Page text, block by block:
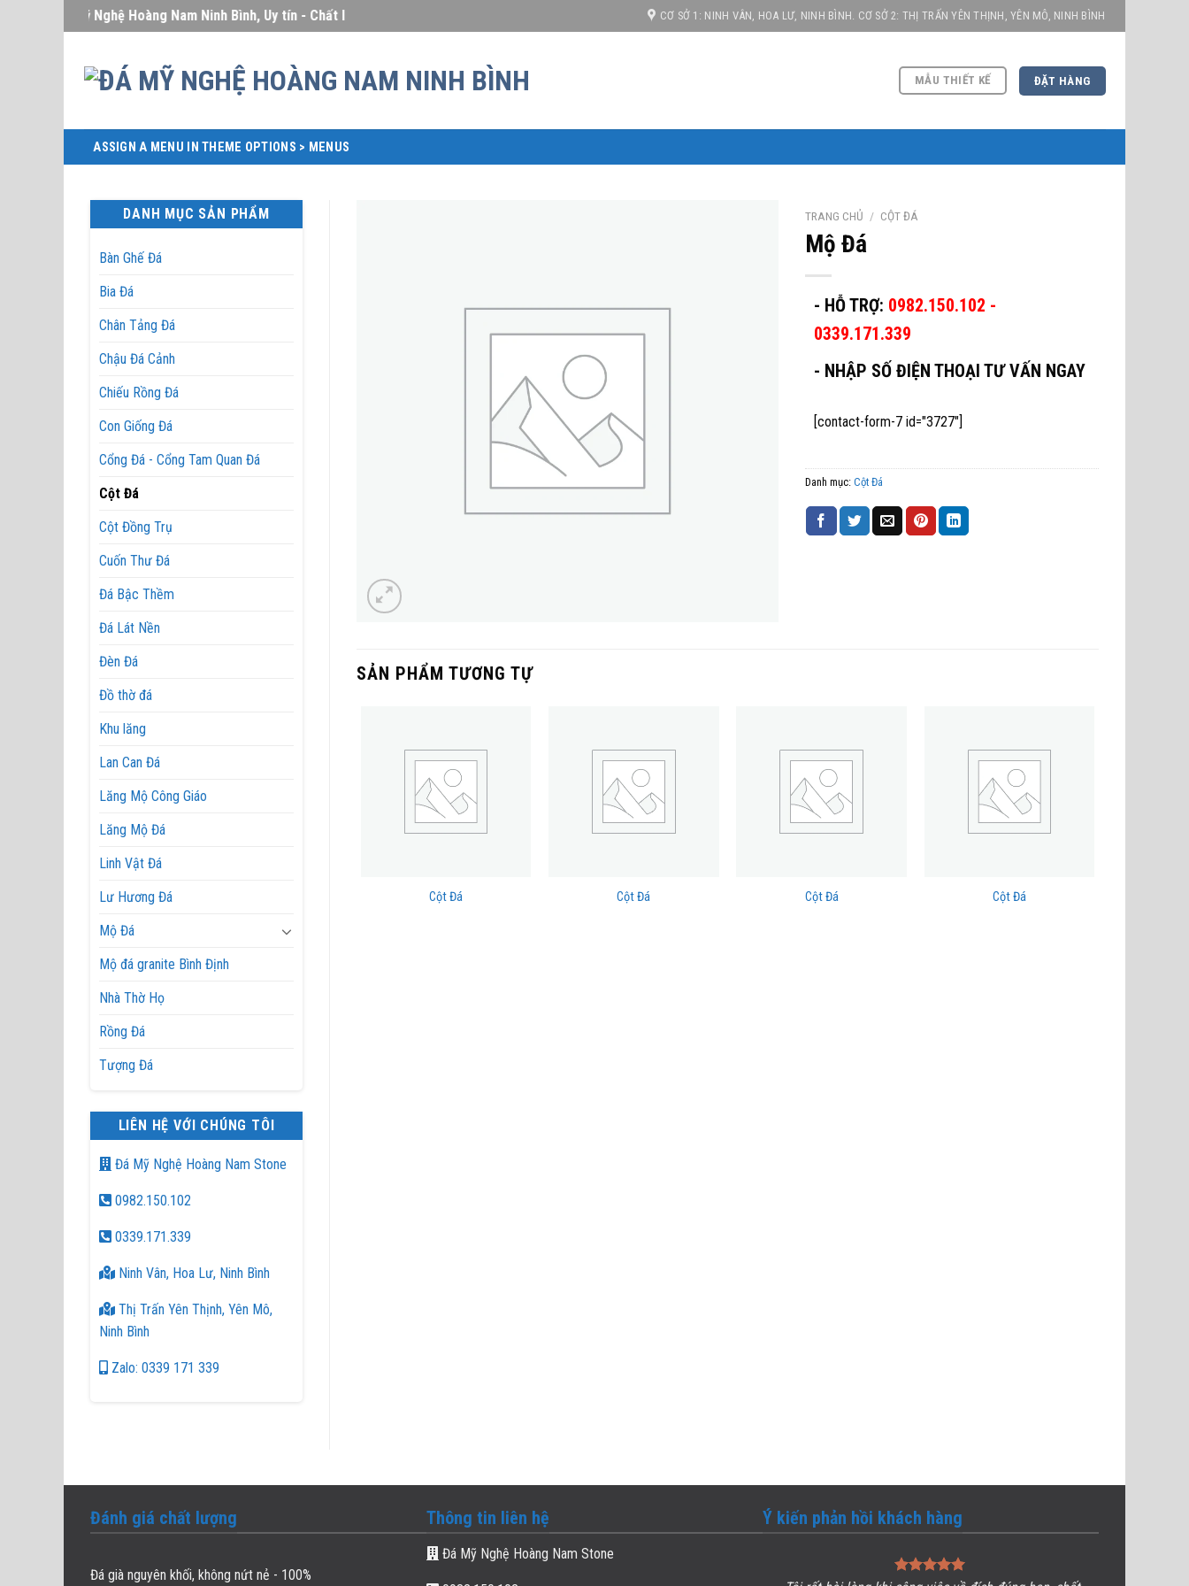
to
Đá Mỹ Nghệ Hoàng Nam Ninh Bình, Uy tín - Chất lượng - Giá cạnh tranh! CƠ SỞ 1: NINH VÂN, HOA LƯ, NINH BÌNH. CƠ SỞ 2: THỊ TRẤN YÊN THỊNH, YÊN MÔ, NINH BÌNH
MẪU THIẾT KẾ ĐẶT HÀNG
ASSIGN A MENU IN THEME OPTIONS > MENUS
DANH MỤC SẢN PHẨM
Bàn Ghế Đá
Bia Đá
Chân Tảng Đá
Chậu Đá Cảnh
Chiếu Rồng Đá
Con Giống Đá
Cổng Đá - Cổng Tam Quan Đá
Cột Đá
Cột Đồng Trụ
Cuốn Thư Đá
Đá Bậc Thềm
Đá Lát Nền
Đèn Đá
Đồ thờ đá
Khu lăng
Lan Can Đá
Lăng Mộ Công Giáo
Lăng Mộ Đá
Linh Vật Đá
Lư Hương Đá
Mộ Đá
Mộ đá granite Bình Định
Nhà Thờ Họ
Rồng Đá
Tượng Đá
LIÊN HỆ VỚI CHÚNG TÔI
Đá Mỹ Nghệ Hoàng Nam Stone
0982.150.102
0339.171.339
Ninh Vân, Hoa Lư, Ninh Bình
Thị Trấn Yên Thịnh, Yên Mô,
Ninh Bình
Zalo: 0339 171 339
TRANG CHỦ / CỘT ĐÁ
Mộ Đá
- HỖ TRỢ: 0982.150.102 -
0339.171.339
- NHẬP SỐ ĐIỆN THOẠI TƯ VẤN NGAY
[contact-form-7 id="3727"]
Danh mục: Cột Đá
SẢN PHẨM TƯƠNG TỰ
Cột Đá Cột Đá Cột Đá Cột Đá
Đánh giá chất lượng
Đá già nguyên khối, không nứt nẻ - 100%
Thông tin liên hệ
Đá Mỹ Nghệ Hoàng Nam Stone
Ý kiến phản hồi khách hàng